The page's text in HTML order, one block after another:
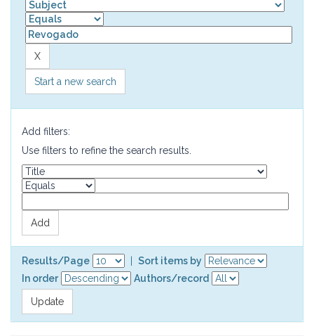
Start a new search
Add filters:
Use filters to refine the search results.
Results/Page
Sort items by
In order
Authors/record